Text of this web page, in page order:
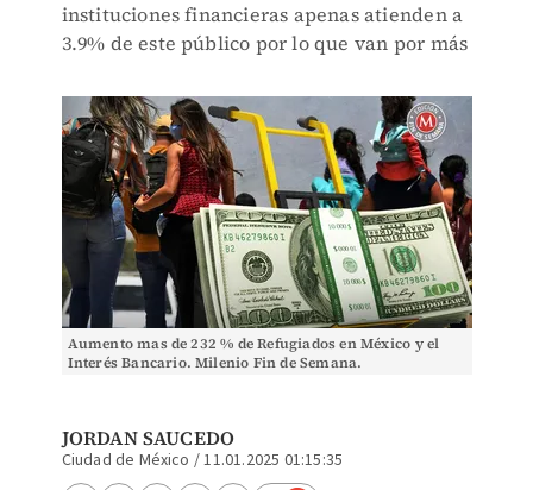
instituciones financieras apenas atienden a
3.9% de este público por lo que van por más
Aumento mas de 232 % de Refugiados en México y el
Interés Bancario. Milenio Fin de Semana.
JORDAN SAUCEDO
Ciudad de México /11.01.2025 01:15:35